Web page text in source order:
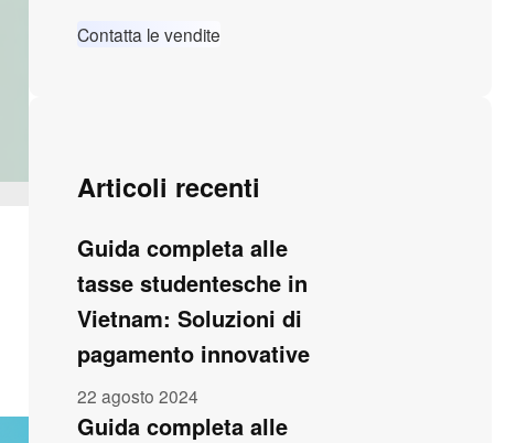
Contatta le vendite
Articoli recenti
Guida completa alle
tasse studentesche in
Vietnam: Soluzioni di
pagamento innovative
22 agosto 2024
Guida completa alle